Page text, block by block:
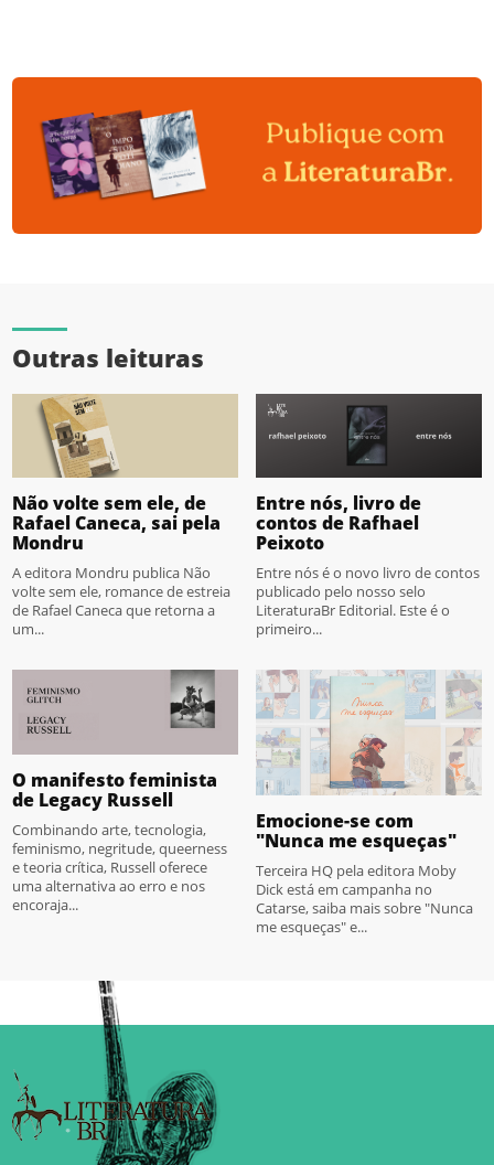
Outras leituras
Não volte sem ele, de
Rafael Caneca, sai pela
Mondru
A editora Mondru publica Não
volte sem ele, romance de estreia
de Rafael Caneca que retorna a
um...
Entre nós, livro de
contos de Rafhael
Peixoto
Entre nós é o novo livro de contos
publicado pelo nosso selo
LiteraturaBr Editorial. Este é o
primeiro...
O manifesto feminista
de Legacy Russell
Combinando arte, tecnologia,
feminismo, negritude, queerness
e teoria crítica, Russell oferece
uma alternativa ao erro e nos
encoraja...
Emocione-se com
"Nunca me esqueças"
Terceira HQ pela editora Moby
Dick está em campanha no
Catarse, saiba mais sobre "Nunca
me esqueças" e...